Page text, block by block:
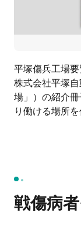
平塚傷兵工場要
株式会社平塚
場」）の紹介
り働ける場所
戦傷病